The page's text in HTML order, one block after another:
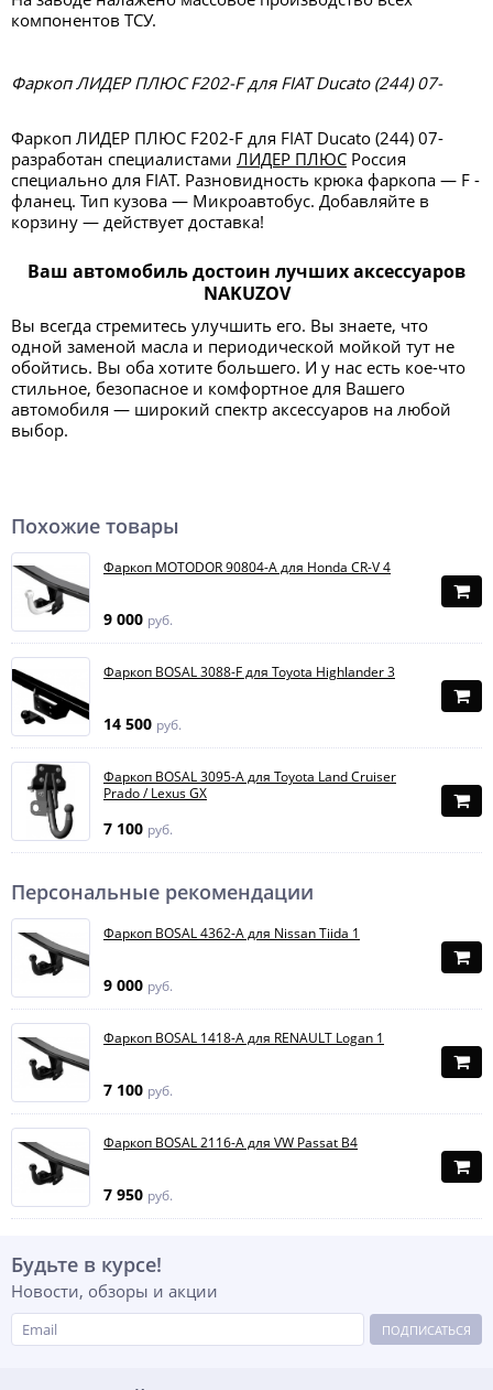
компонентов ТСУ.
Фаркоп ЛИДЕР ПЛЮС F202-F для FIAT Ducato (244) 07-
Фаркоп ЛИДЕР ПЛЮС F202-F для FIAT Ducato (244) 07-
разработан специалистами ЛИДЕР ПЛЮС Россия
специально для FIAT. Разновидность крюка фаркопа — F -
фланец. Тип кузова — Микроавтобус. Добавляйте в
корзину — действует доставка!
Ваш автомобиль достоин лучших аксессуаров
NAKUZOV
Вы всегда стремитесь улучшить его. Вы знаете, что
одной заменой масла и периодической мойкой тут не
обойтись. Вы оба хотите большего. И у нас есть кое-что
стильное, безопасное и комфортное для Вашего
автомобиля — широкий спектр аксессуаров на любой
выбор.
Похожие товары
Фаркоп MOTODOR 90804-A для Honda CR-V 4
9 000 руб.
Фаркоп BOSAL 3088-F для Toyota Highlander 3
14 500 руб.
Фаркоп BOSAL 3095-A для Toyota Land Cruiser
Prado / Lexus GX
7 100 руб.
Персональные рекомендации
Фаркоп BOSAL 4362-A для Nissan Tiida 1
9 000 руб.
Фаркоп BOSAL 1418-A для RENAULT Logan 1
7 100 руб.
Фаркоп BOSAL 2116-A для VW Passat B4
7 950 руб.
Будьте в курсе!
Новости, обзоры и акции
ПОДПИСАТЬСЯ